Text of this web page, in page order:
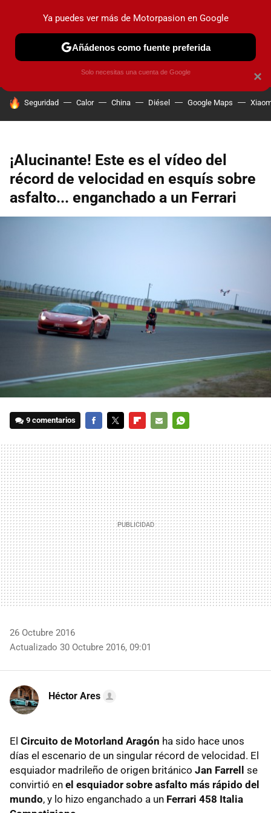
PRUEBAS COCHES ELÉCTRICOS OBSERVATORIO
HOY SE HABLA DE
Seguridad Calor China Diésel Google Maps
¡Alucinante! Este es el vídeo del
récord de velocidad en esquís sobre
asfalto... enganchado a un Ferrari
9 comentarios
MAIL
26 Octubre 2016
Actualizado 30 Octubre 2016, 09:01
Héctor Ares
El Circuito de Motorland Aragón ha sido hace unos
días el escenario de un singular récord de velocidad. El
esquiador madrileño de origen británico Jan Farrell se
convirtió en el esquiador sobre asfalto más rápido del
mundo, y lo hizo enganchado a un Ferrari 458 Italia
×
Ya puedes ver más de Motorpasion en Google
Añádenos como fuente preferida
Solo necesitas una cuenta de Google